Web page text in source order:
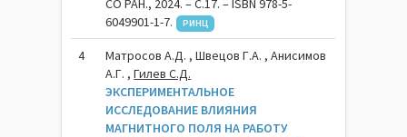
СО РАН., 2024. – C.17. – ISBN 978-5-
6049901-1-7.
РИНЦ
4
Матросов А.Д. , Швецов Г.А. , Анисимов
А.Г. ,Гилев С.Д.
ЭКСПЕРИМЕНТАЛЬНОЕ
ИССЛЕДОВАНИЕ ВЛИЯНИЯ
МАГНИТНОГО ПОЛЯ НА РАБОТУ